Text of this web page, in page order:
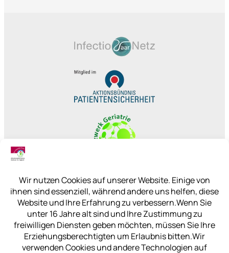
KREISKRANKENHAUS ST. INGBERT
GESUNDHEITSPARK
KLAUS-TUSSING-STRASSE 1
66386 ST. INGBERT
+49 (0) 6894 108 0